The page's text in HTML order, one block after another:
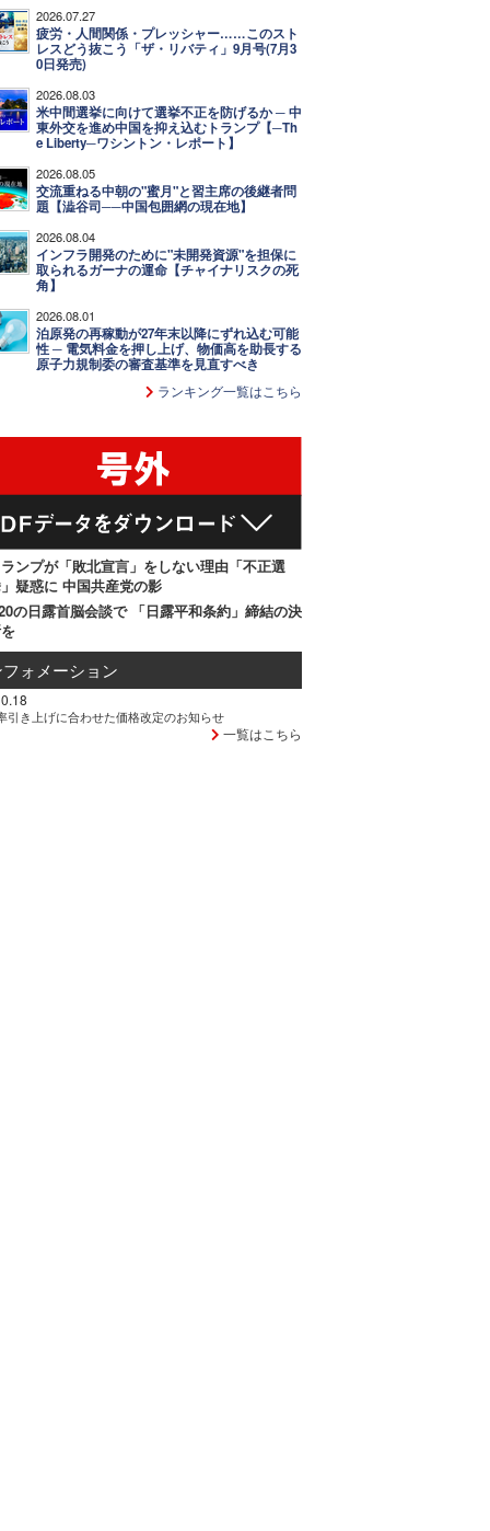
2026.07.27
疲労・人間関係・プレッシャー……このスト
レスどう抜こう「ザ・リバティ」9月号(7月3
0日発売)
2026.08.03
米中間選挙に向けて選挙不正を防げるか ─ 中
東外交を進め中国を抑え込むトランプ【─Th
e Liberty─ワシントン・レポート】
2026.08.05
交流重ねる中朝の"蜜月"と習主席の後継者問
題【澁谷司──中国包囲網の現在地】
2026.08.04
インフラ開発のために"未開発資源"を担保に
取られるガーナの運命【チャイナリスクの死
角】
2026.08.01
泊原発の再稼動が27年末以降にずれ込む可能
性 ─ 電気料金を押し上げ、物価高を助長する
原子力規制委の審査基準を見直すべき
ランキング一覧はこちら
ンプが「敗北宣言」をしない理由「不正選
疑惑に 中国共産党の影
の日露首脳会談で 「日露平和条約」締結の決
ォメーション
引き上げに合わせた価格改定のお知らせ
一覧はこちら